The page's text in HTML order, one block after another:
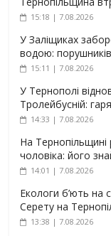
15:18 | 7.08.2026
У Заліщиках
водою:
15:11 | 7.08.2026
У Тернополі
Тролейбусній:
14:33 | 7.08.2026
На Тернопільщині
чоловіка: його
14:01 | 7.08.2026
Екологи б’ють на
Серету на
13:38 | 7.08.2026